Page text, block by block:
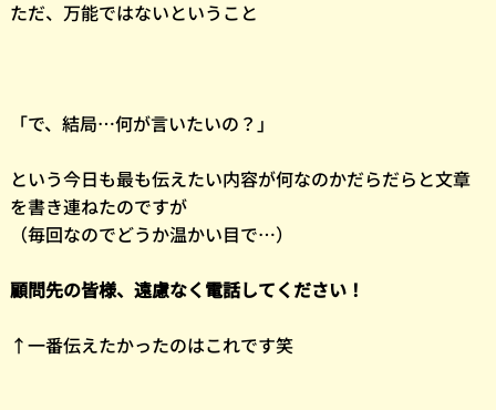
ただ、万能ではないということ
「で、結局…何が言いたいの？」
という今日も最も伝えたい内容が何なのかだらだらと文章
を書き連ねたのですが
（毎回なのでどうか温かい目で…）
顧問先の皆様、遠慮なく電話してください！
↑一番伝えたかったのはこれです笑